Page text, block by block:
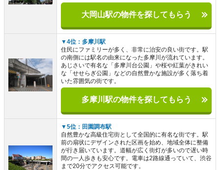
大岡山駅の物件を探してもらう
▼4位：多摩川駅
住民にファミリーが多く、非常に治安の良い街です。駅
の南側には駅名の由来になった多摩川が流れています。
あじさいで有名な「多摩川台公園」や桜や紅葉がきれい
な「せせらぎ公園」などの自然豊かな施設が多く落ち着
いた雰囲気の街です。
多摩川駅の物件を探してもらう
▼5位：田園調布駅
自然豊かな高級住宅街として全国的に有名な街です。駅
前の扇状にデザインされた区画を始め、地域全体に整備
が行き届いています。道幅が広く街灯が多いので遅い時
間の一人歩きも安心です。電車は2路線通っていて、渋谷
まで20分でアクセス可能です。